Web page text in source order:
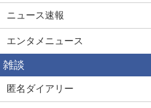
ニュース速報
エンタメニュース
雑談
匿名ダイアリー